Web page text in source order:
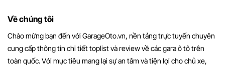
Về chúng tôi
Chào mừng bạn đến với GarageOto.vn, nền tảng trực tuyến chuyên
cung cấp thông tin chi tiết toplist và review về các gara ô tô trên
toàn quốc. Với mục tiêu mang lại sự an tâm và tiện lợi cho chủ xe,